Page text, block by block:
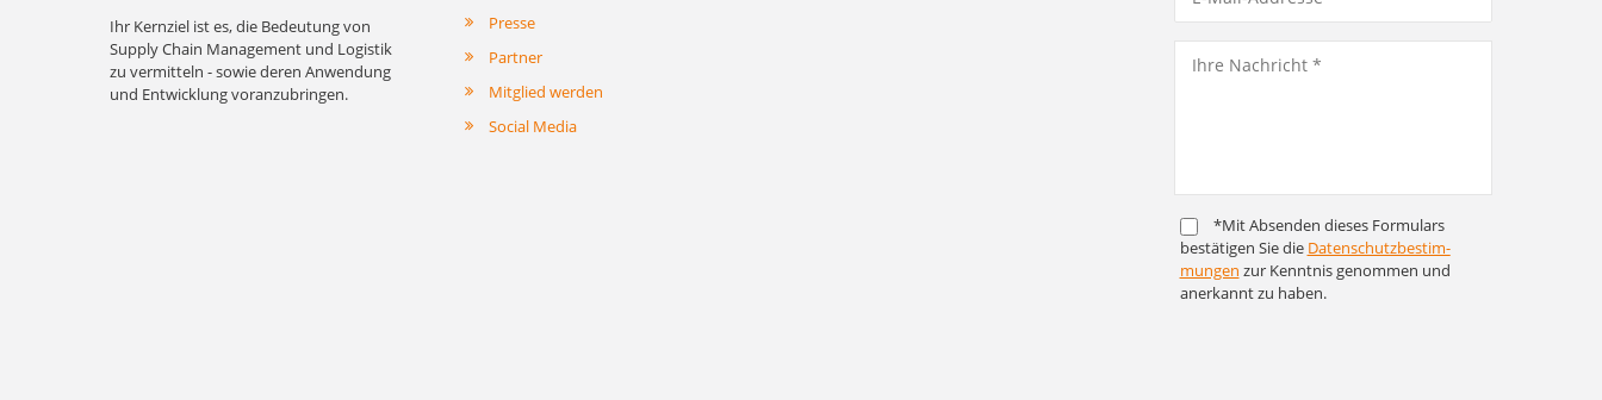
Ihr Kernziel ist es, die Bedeutung von
Supply Chain Management und Logistik
zu vermitteln - sowie deren Anwendung
und Entwicklung voranzubringen.
Presse
Partner
Mitglied werden
Social Media
*Mit Absenden dieses Formulars
bestätigen Sie die Daten­schutz­bestim­
mungen zur Kenntnis genommen und
anerkannt zu haben.